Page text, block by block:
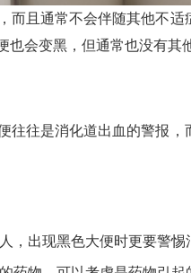
且通常不会伴随其他不
会变黑，但通常也没有其
往是消化道出血的警报
出现黑色大便时更要警惕